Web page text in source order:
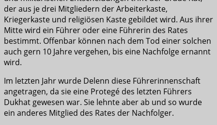
der aus je drei Mitgliedern der Arbeiterkaste,
Kriegerkaste und religiösen Kaste gebildet wird. Aus ihrer
Mitte wird ein Führer oder eine Führerin des Rates
bestimmt. Offenbar können nach dem Tod einer solchen
auch gern 10 Jahre vergehen, bis eine Nachfolge ernannt
wird.
Im letzten Jahr wurde Delenn diese Führerinnenschaft
angetragen, da sie eine Protegé des letzten Führers
Dukhat gewesen war. Sie lehnte aber ab und so wurde
ein anderes Mitglied des Rates der Nachfolger.